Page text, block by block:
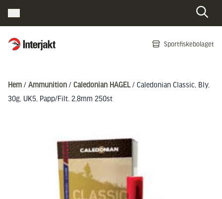
Interjakt SE Sportfiskebolaget
Hem / Ammunition / Caledonian HAGEL / Caledonian Classic, Bly,
30g, UK5, Papp/Filt. 2,8mm 250st